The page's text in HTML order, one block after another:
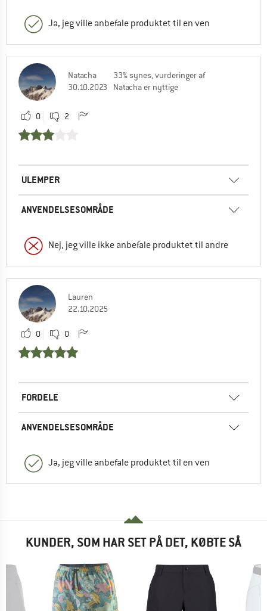
Ja, jeg ville anbefale produktet til en ven
Natacha
30.10.2023
33% synes, vurderinger af
Natacha er nyttige
0 2
ULEMPER
ANVENDELSESOMRÅDE
Nej, jeg ville ikke anbefale produktet til andre
Lauren
22.10.2025
0 0
FORDELE
ANVENDELSESOMRÅDE
Ja, jeg ville anbefale produktet til en ven
KUNDER, SOM HAR SET PÅ DET, KØBTE SÅ